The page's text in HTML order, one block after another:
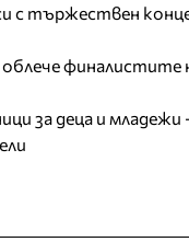
с тържествен
облече
за деца и младежи